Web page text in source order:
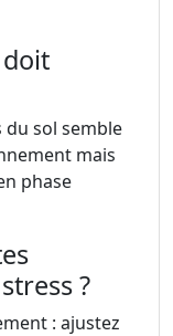
sol semble
mais
phase
?
: ajustez